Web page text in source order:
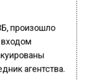
произошло
агентства.